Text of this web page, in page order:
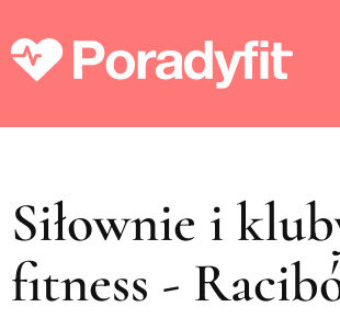
Siłownie i
fitness -